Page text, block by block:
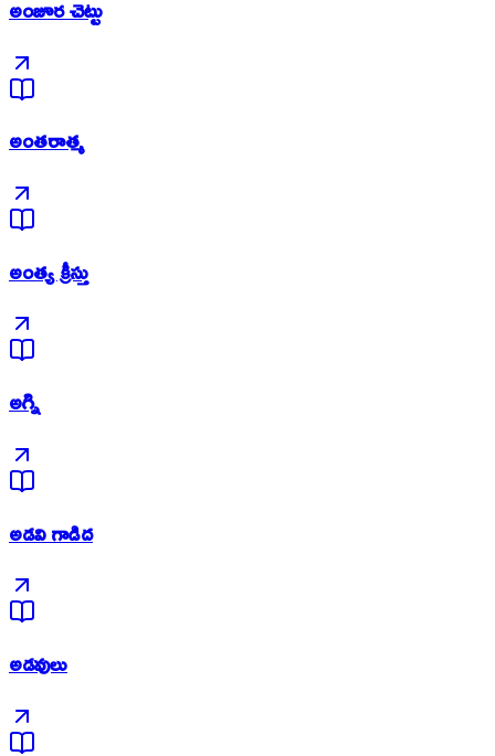
అంజూర చెట్టు
అంతరాత్మ
అంత్య క్రీస్తు
అగ్ని
అడవి గాడిద
అడవులు